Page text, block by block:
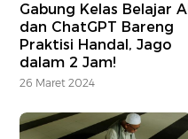
Gabung Kelas Belajar AI
dan ChatGPT Bareng
Praktisi Handal, Jago
dalam 2 Jam!
26 Maret 2024